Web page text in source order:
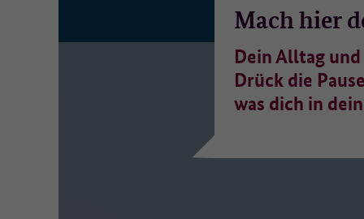
Mach hier
Dein Alltag und
Drück die
was dich in
•